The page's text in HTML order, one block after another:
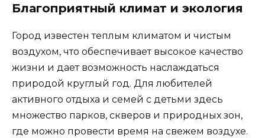
Благоприятный климат и экология
Город известен теплым климатом и чистым
воздухом, что обеспечивает высокое качество
жизни и дает возможность наслаждаться
природой круглый год. Для любителей
активного отдыха и семей с детьми здесь
множество парков, скверов и природных зон,
где можно провести время на свежем воздухе.